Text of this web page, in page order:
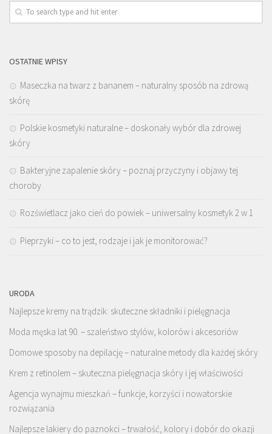
OSTATNIE WPISY
Maseczka na twarz z bananem – naturalny sposób na zdrową
skórę
Polskie kosmetyki naturalne – doskonały wybór dla zdrowej
skóry
Bakteryjne zapalenie skóry – poznaj przyczyny i objawy tej
choroby
Rozświetlacz jako cień do powiek – uniwersalny kosmetyk 2 w 1
Pieprzyki – co to jest, rodzaje i jak je monitorować?
URODA
Najlepsze kremy na trądzik: skuteczne składniki i pielęgnacja
Moda męska lat 90. – szaleństwo stylów, kolorów i akcesoriów
Domowe sposoby na depilację – naturalne metody dla każdej skóry
Krem z retinolem – skuteczna pielęgnacja skóry i jej właściwości
Agencja wynajmu mieszkań – funkcje, korzyści i nowatorskie
rozwiązania
Najlepsze lakiery do paznokci – trwałość, kolory i dobór do okazji